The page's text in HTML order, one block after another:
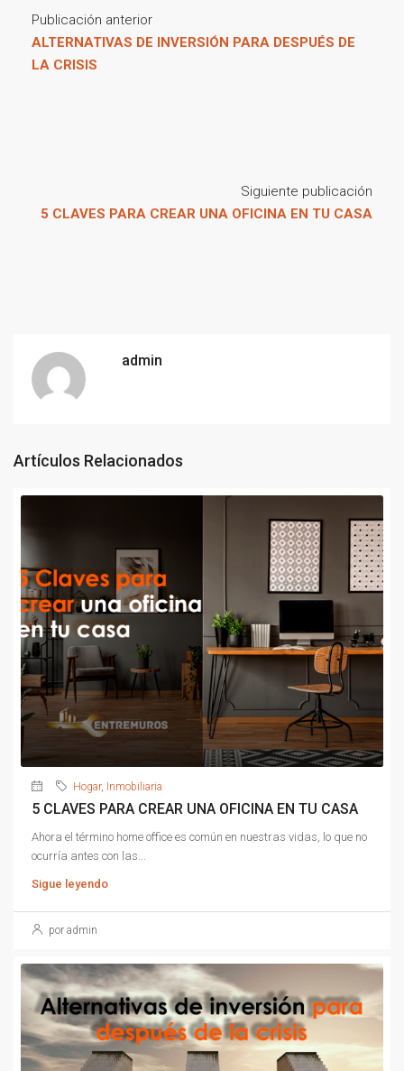
Publicación anterior
ALTERNATIVAS DE INVERSIÓN PARA DESPUÉS DE
LA CRISIS
Siguiente publicación
5 CLAVES PARA CREAR UNA OFICINA EN TU CASA
admin
Artículos Relacionados
Hogar, Inmobiliaria
5 CLAVES PARA CREAR UNA OFICINA EN TU CASA
Ahora el término home office es común en nuestras vidas, lo que no
ocurría antes con las...
Sigue leyendo
por admin